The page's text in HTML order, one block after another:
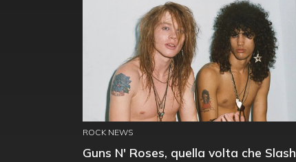
ROCK NEWS
Guns N' Roses, quella volta che Slash